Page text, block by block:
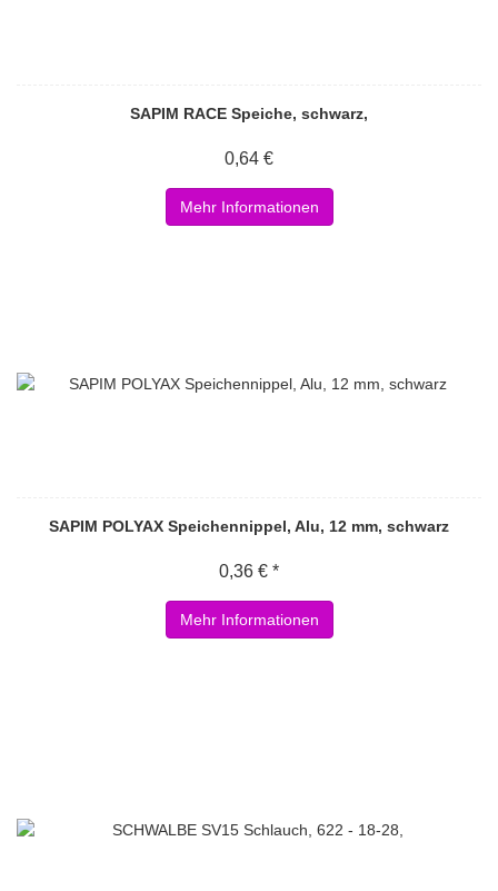
SAPIM RACE Speiche, schwarz,
0,64 €
Mehr Informationen
SAPIM POLYAX Speichennippel, Alu, 12 mm, schwarz
0,36 € *
Mehr Informationen